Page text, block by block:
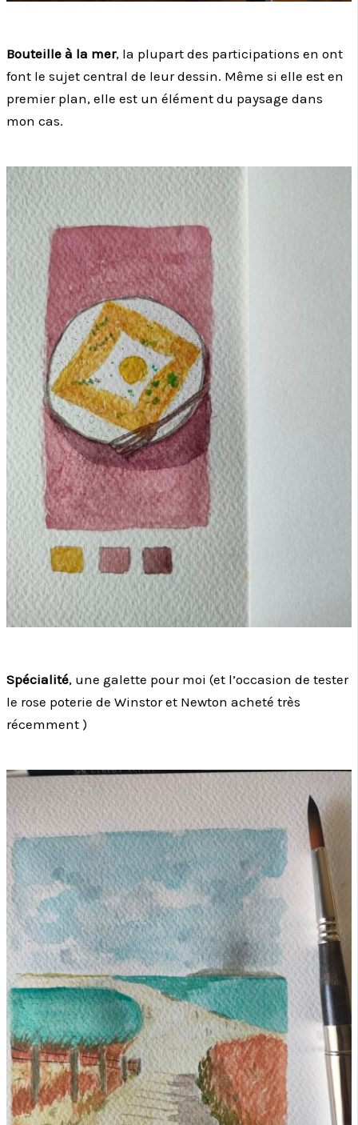
Bouteille à la mer, la plupart des participations en ont
font le sujet central de leur dessin. Même si elle est en
premier plan, elle est un élément du paysage dans
mon cas.
Spécialité, une galette pour moi (et l’occasion de tester
le rose poterie de Winstor et Newton acheté très
récemment )